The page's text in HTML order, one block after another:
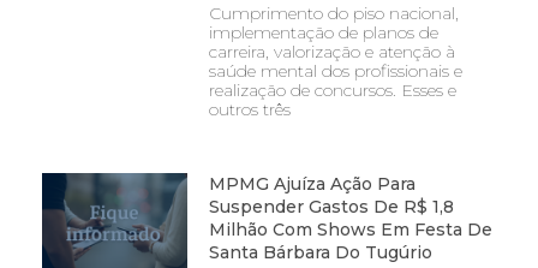
Cumprimento do piso nacional,
implementação de planos de
carreira, valorização e atenção à
saúde mental dos profissionais e
realização de concursos. Esses e
outros três
MPMG Ajuíza Ação Para
Suspender Gastos De R$ 1,8
Milhão Com Shows Em Festa De
Santa Bárbara Do Tugúrio